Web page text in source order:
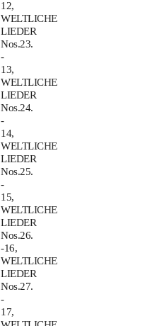
12,
WELTLICHE
LIEDER
Nos.23.
-
13,
WELTLICHE
LIEDER
Nos.24.
-
14,
WELTLICHE
LIEDER
Nos.25.
-
15,
WELTLICHE
LIEDER
Nos.26.
-16,
WELTLICHE
LIEDER
Nos.27.
-
17,